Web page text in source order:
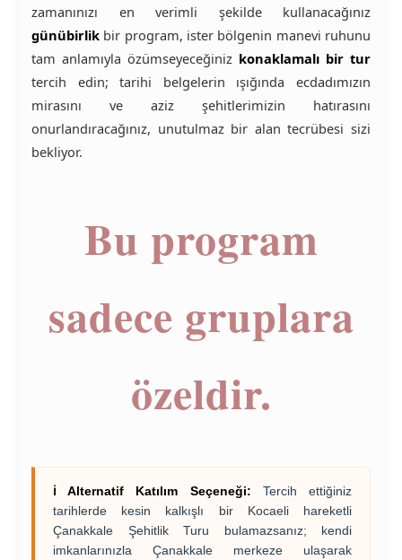
zamanınızı en verimli şekilde kullanacağınız
günübirlik bir program, ister bölgenin manevi ruhunu
tam anlamıyla özümseyeceğiniz konaklamalı bir tur
tercih edin; tarihi belgelerin ışığında ecdadımızın
mirasını ve aziz şehitlerimizin hatırasını
onurlandıracağınız, unutulmaz bir alan tecrübesi sizi
bekliyor.
Bu program
sadece gruplara
özeldir.
ℹ️ Alternatif Katılım Seçeneği: Tercih ettiğiniz
tarihlerde kesin kalkışlı bir Kocaeli hareketli
Çanakkale Şehitlik Turu bulamazsanız; kendi
imkanlarınızla Çanakkale merkeze ulaşarak